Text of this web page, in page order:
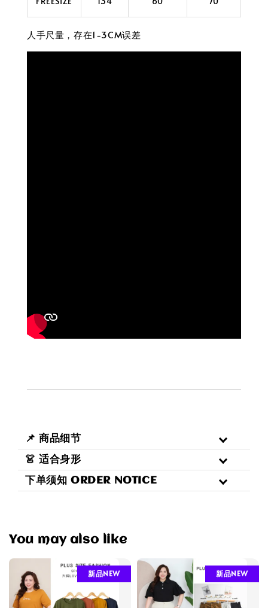
人手尺量，存在1-3CM误差
📌 商品细节
👗 适合身形
下单须知 ORDER NOTICE
You may also like
新品NEW 新品NEW